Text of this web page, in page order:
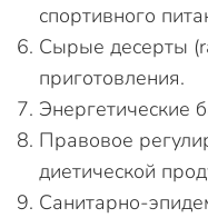
спортивного
Сырые десерты
приготовления.
Энергетические
Правовое
диетической
Санитарно-